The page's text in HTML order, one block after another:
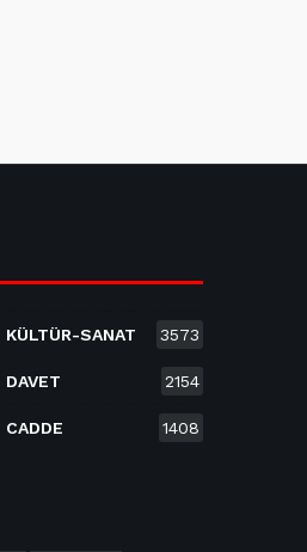
KÜLTÜR-SANAT 3573
DAVET 2154
CADDE 1408